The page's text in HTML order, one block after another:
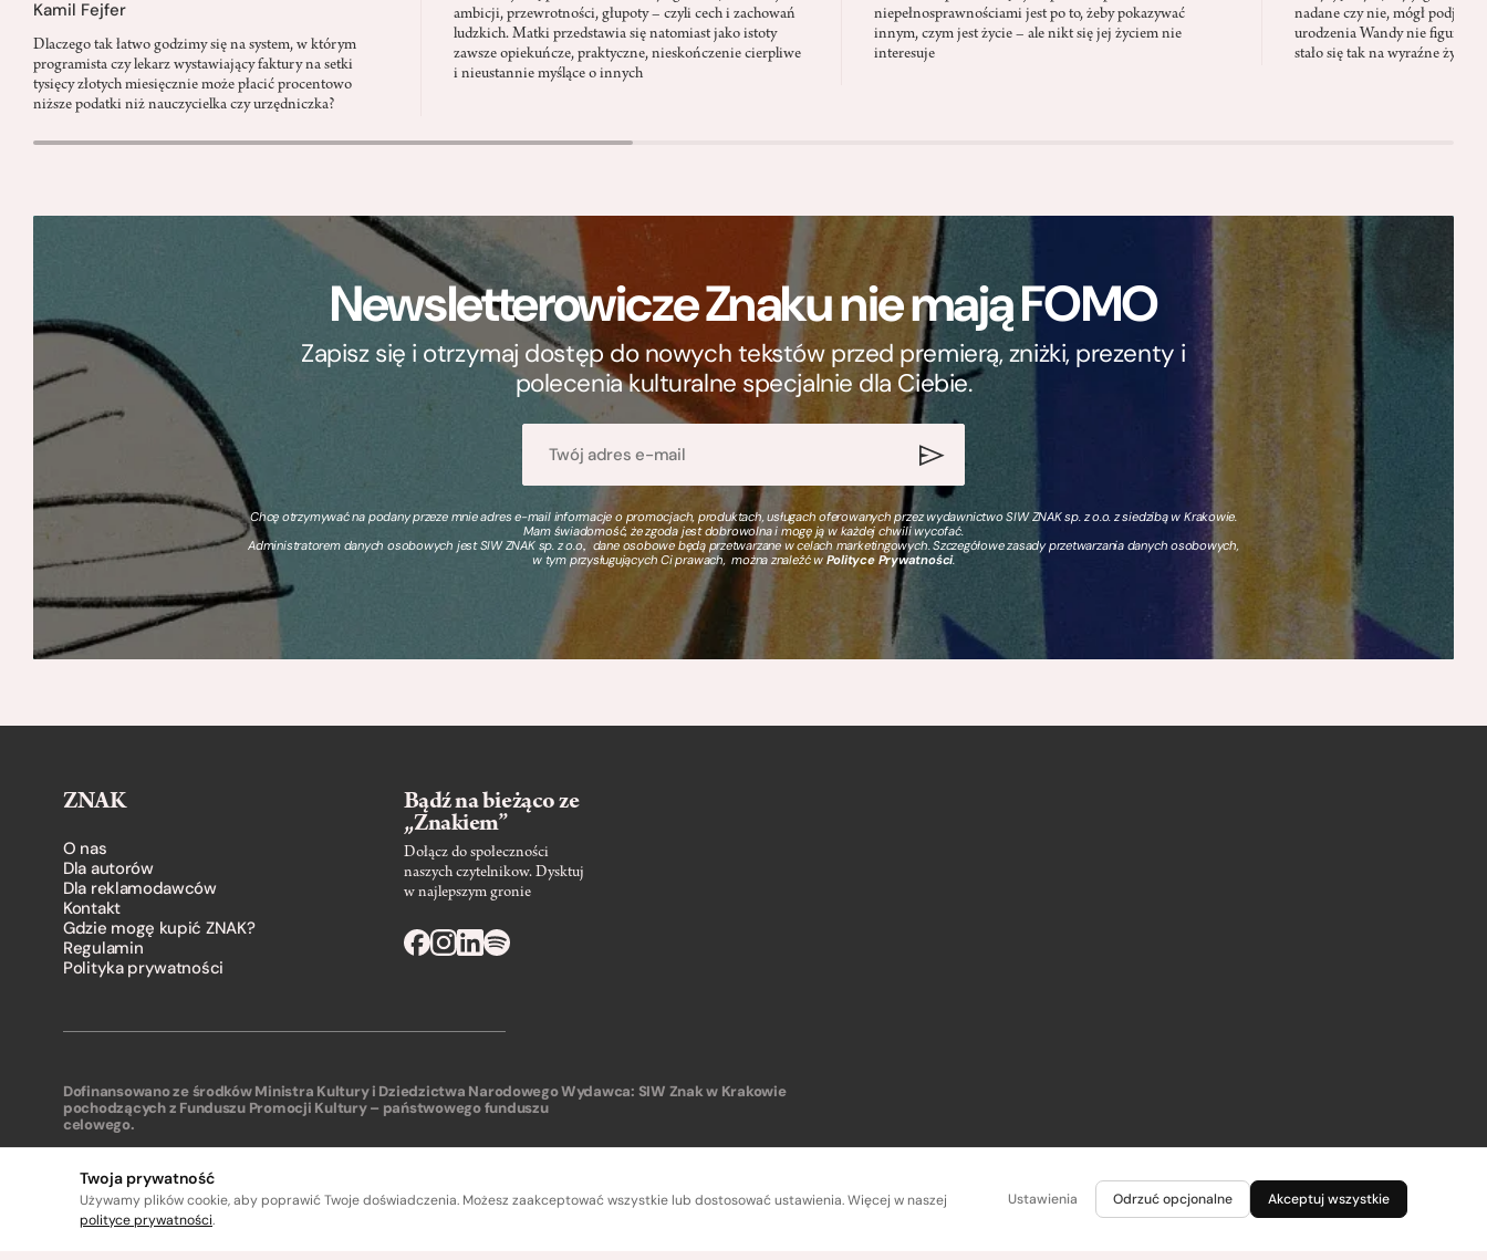
Kamil Fejfer
Dlaczego tak łatwo godzimy się na system, w którym
programista czy lekarz wystawiający faktury na setki
tysięcy złotych miesięcznie może płacić procentowo
niższe podatki niż nauczycielka czy urzędniczka?
ambicji, przewrotności, głupoty – czyli cech i zachowań
ludzkich. Matki przedstawia się natomiast jako istoty
zawsze opiekuńcze, praktyczne, nieskończenie cierpliwe
i nieustannie myślące o innych
niepełnosprawnościami jest po to, żeby pokazywać
innym, czym jest życie – ale nikt się jej życiem nie
interesuje
nadane czy nie, mógł podjąć
urodzenia Wandy nie figuruje
stało się tak na wyraźne
Newsletterowicze Znaku nie mają FOMO
Zapisz się i otrzymaj dostęp do nowych tekstów przed premierą, zniżki, prezenty i
polecenia kulturalne specjalnie dla Ciebie.
Chcę otrzymywać na podany przeze mnie adres e-mail informacje o promocjach, produktach, usługach oferowanych przez wydawnictwo SIW ZNAK sp. z o.o. z siedzibą w Krakowie.
Mam świadomość, że zgoda jest dobrowolna i mogę ją w każdej chwili wycofać.
Administratorem danych osobowych jest SIW ZNAK sp. z o.o., dane osobowe będą przetwarzane w celach marketingowych. Szczegółowe zasady przetwarzania danych osobowych,
w tym przysługujących Ci prawach, można znaleźć wPolityce Prywatności.
ZNAK
O nas
Dla autorów
Dla reklamodawców
Kontakt
Gdzie mogę kupić ZNAK?
Regulamin
Polityka prywatności
Bądź na bieżąco ze
„Znakiem”
Dołącz do społeczności
naszych czytelnikow. Dysktuj
w najlepszym gronie
Dofinansowano ze środków Ministra Kultury i Dziedzictwa Narodowego
pochodzących z Funduszu Promocji Kultury – państwowego funduszu
celowego.
Wydawca: SIW Znak w Krakowie
Twoja prywatność
Używamy plików cookie, aby poprawić Twoje doświadczenia. Możesz zaakceptować wszystkie lub dostosować ustawienia. Więcej w naszej
polityce prywatności.
Ustawienia Odrzuć opcjonalne Akceptuj wszystkie